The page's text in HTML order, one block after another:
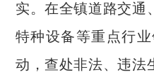
实。在全镇道路交通
特种设备等重点行
动，查处非法、违法